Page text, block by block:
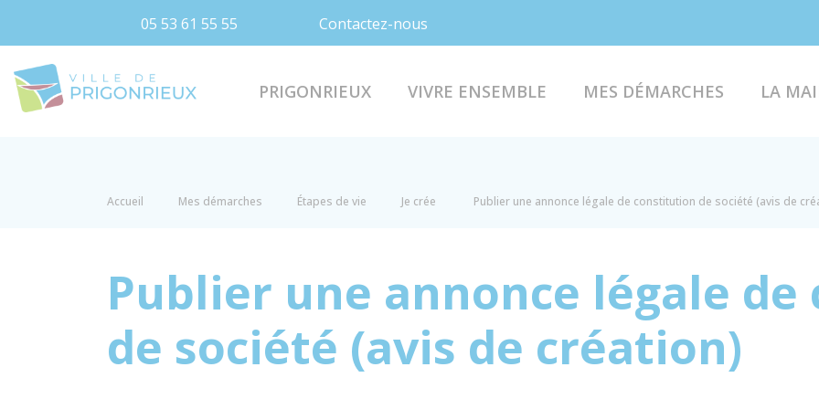
05 53 61 55 55 Contactez-nous
PRIGONRIEUX VIVRE ENSEMBLE MES DÉMARCHES LA
Accueil Mes démarches Étapes de vie Je crée Publier une annonce légale de constitution de société (avis de
Publier une annonce légale
de société (avis de création)